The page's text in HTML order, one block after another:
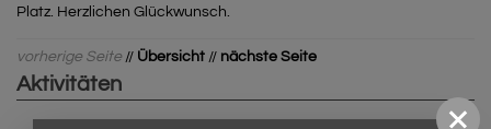
Platz. Herzlichen Glückwunsch.
vorherige Seite // Übersicht // nächste Seite
Aktivitäten